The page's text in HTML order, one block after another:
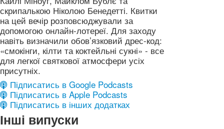
скрипалькою Ніколою Бенедетті. Квитки
на цей вечір розповсюджували за
допомогою онлайн-лотереї. Для заходу
навіть визначили обов’язковий дрес-код:
«смокінги, кілти та коктейльні сукні» - все
для легкої святкової атмосфери усіх
присутніх.
Підписатись в Google Podcasts
Підписатись в Apple Podcasts
Підписатись в інших додатках
Інші випуски